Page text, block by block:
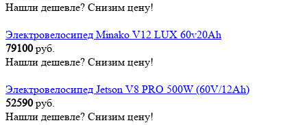
Нашли дешевле? Снизим цену!
Электровелосипед Minako V12 LUX 60v20Ah
79100 руб.
Нашли дешевле? Снизим цену!
Электровелосипед Jetson V8 PRO 500W (60V/12Ah)
52590 руб.
Нашли дешевле? Снизим цену!